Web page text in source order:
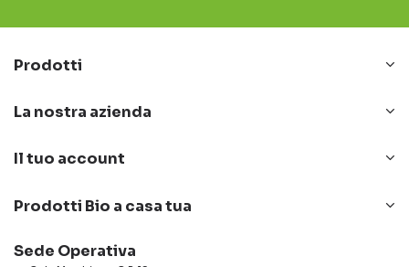
Prodotti
La nostra azienda
Il tuo account
Prodotti Bio a casa tua
Sede Operativa